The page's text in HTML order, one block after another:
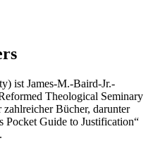
ist James-M.-Baird-Jr.-
Theological Seminary
Bücher, darunter
Pocket Guide to Justification“